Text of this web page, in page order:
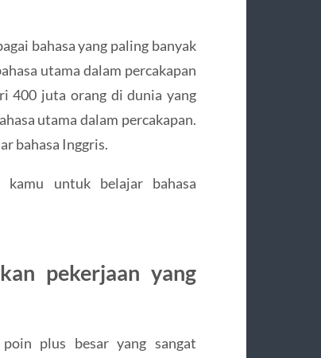
bahasa yang paling banyak
utama dalam percakapan
400 juta orang di dunia yang
utama dalam percakapan.
bahasa Inggris.
kamu untuk belajar bahasa
pekerjaan yang
plus besar yang sangat